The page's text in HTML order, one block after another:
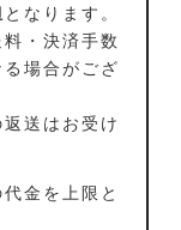
となります。
・決済手数
場合がござ
送はお受け
金を上限と